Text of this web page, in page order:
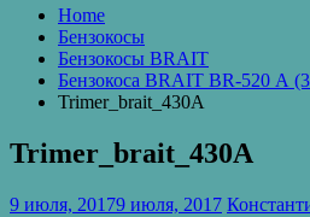
Home
Бензокосы
Бензокосы BRAIT
Бензокоса BRAIT BR-520 А
Trimer_brait_430A
Trimer_brait_430A
9 июля, 20179 июля, 2017